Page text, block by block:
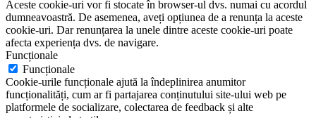
Aceste cookie-uri vor fi stocate în browser-ul dvs. numai cu acordul
dumneavoastră. De asemenea, aveți opțiunea de a renunța la aceste
cookie-uri. Dar renunțarea la unele dintre aceste cookie-uri poate
afecta experiența dvs. de navigare.
Funcționale
Funcționale
Cookie-urile funcționale ajută la îndeplinirea anumitor
funcționalități, cum ar fi partajarea conținutului site-ului web pe
platformele de socializare, colectarea de feedback și alte